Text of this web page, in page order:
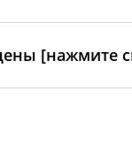
[нажмите